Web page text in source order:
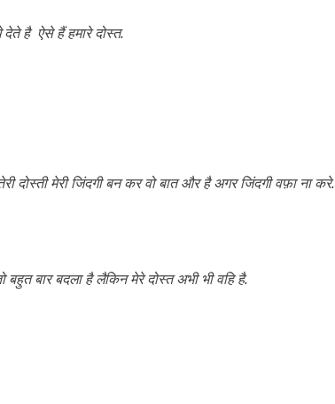
है ऐसे हैं हमारे दोस्त.
दोस्ती मेरी जिंदगी बन कर वो बात और है अगर जिंदगी वफ़ा ना करे.
बार बदला है लैकिन मेरे दोस्त अभी भी वहि है.